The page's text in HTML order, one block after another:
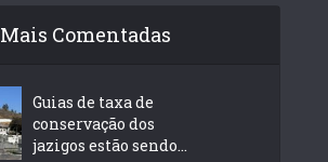
Mais Comentadas
Guias de taxa de
conservação dos
jazigos estão sendo...